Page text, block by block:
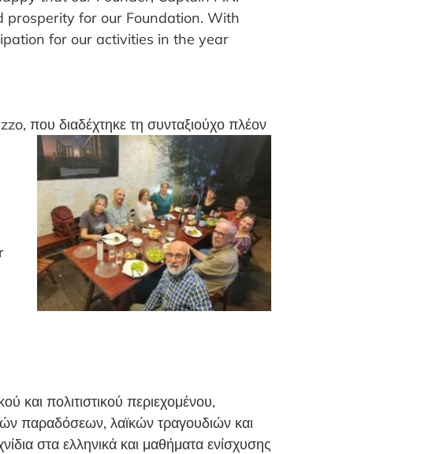
prosperity for our Foundation. With
for our activities in the year
που διαδέχτηκε τη συνταξιούχο πλέον
και πολιτιστικού περιεχομένου,
παραδόσεων, λαϊκών τραγουδιών και
στα ελληνικά και μαθήματα ενίσχυσης